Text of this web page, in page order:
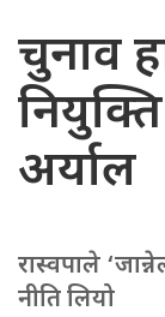
चुनाव
अर्याल
रास्वपाले
नीति लियो